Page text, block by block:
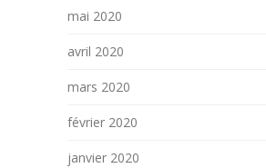
mai 2020
avril 2020
mars 2020
février 2020
janvier 2020